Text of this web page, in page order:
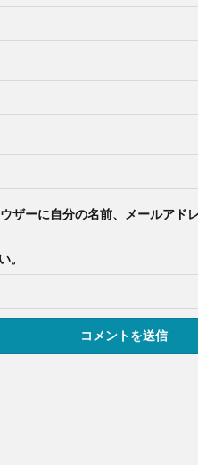
ザーに自分の名前、メールアド
。